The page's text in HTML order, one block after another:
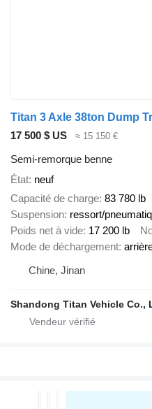
Titan 3 Axle 38ton Dump
17 500 $ US
≈ 15 150 €
Semi-remorque benne
État neuf
Capacité de charge 83 780 lb
Suspension ressort/
Poids net à vide 17 200 lb
Mode de déchargement
Chine, Jinan
Shandong Titan Vehicle Co.,